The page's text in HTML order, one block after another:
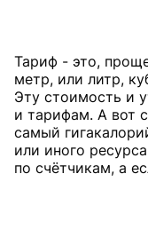
Тариф - это,
метр, или литр,
Эту стоимость и
и тарифам. А вот
самый
или иного
по счётчикам, а